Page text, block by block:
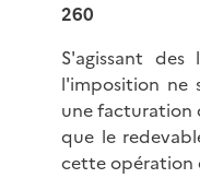
260
S'agissant des
l'imposition ne
une facturation
que le
cette opération